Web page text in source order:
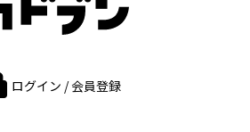
ログイン / 会員登録